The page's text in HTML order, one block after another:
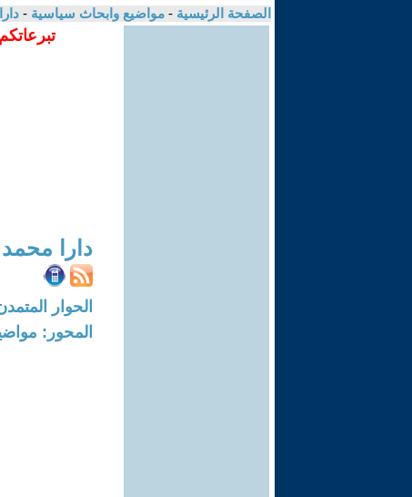
الصفحة الرئيسية - مواضيع وابحاث سياسية -
دارا
الحوار المتمدن-العدد: 5693 -
المحور: